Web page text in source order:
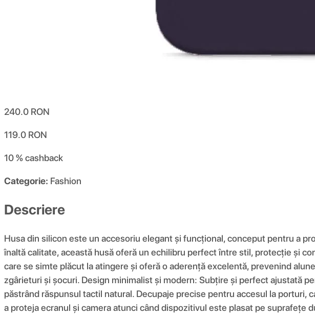
240.0 RON
119.0 RON
10 %cashback
Categorie: Fashion
Descriere
Husa din silicon este un accesoriu elegant și funcțional, conceput pentru a
înaltă calitate, această husă oferă un echilibru perfect între stil, protecție și
care se simte plăcut la atingere și oferă o aderență excelentă, prevenind
zgârieturi și șocuri. Design minimalist și modern: Subțire și perfect ajustată
păstrând răspunsul tactil natural. Decupaje precise pentru accesul la
a proteja ecranul și camera atunci când dispozitivul este plasat pe